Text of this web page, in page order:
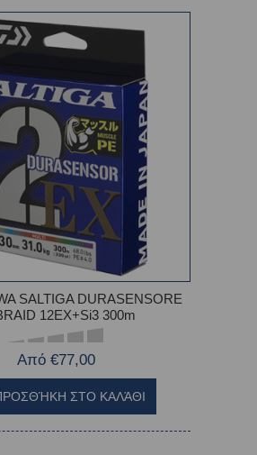
SALTIGA DURASENSORE
12EX+Si3 300m
Από €77,00